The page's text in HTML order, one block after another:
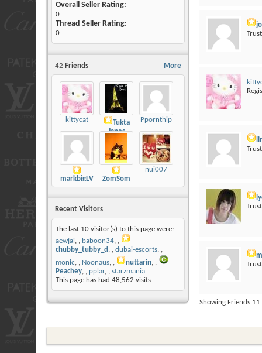
Overall Seller Rating:
0
Thread Seller Rating:
0
More
42 Friends
kittycat
Tukta
Janes
Ppornthip
markbigLV ZomSom
nui007
Recent Visitors
The last 10 visitor(s) to this page were:
aewjai, baboon34,
chubby_tubby_d , dubai-escorts,
monic, Noonaus, nuttarin,
Peachey, pplar,
starzmania
This page has had 48,562 visits
Showing Friends